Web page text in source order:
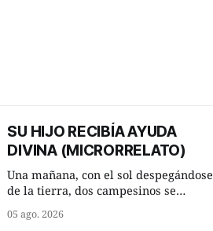
SU HIJO RECIBÍA AYUDA
DIVINA (MICRORRELATO)
Una mañana, con el sol despegándose
de la tierra, dos campesinos se
detuvieron un momento a hablar. —
05 ago. 2026